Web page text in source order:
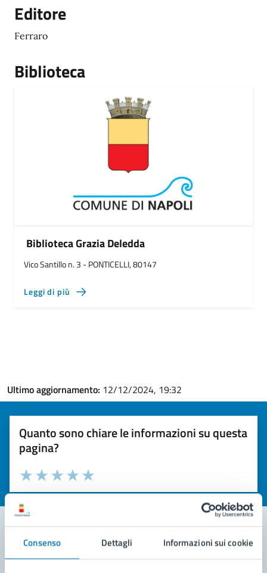
Consenso Dettagli Informazioni sui cookie
Editore
Ferraro
Biblioteca
Biblioteca Grazia Deledda
Vico Santillo n. 3 - PONTICELLI, 80147
Leggi di più
Ultimo aggiornamento: 12/12/2024, 19:32
Quanto sono chiare le informazioni su questa
pagina?
Valuta la chiarezza delle informazioni (da 1 a 5 stelle)
Seleziona il numero di stelle per valutare la chiarezza delle
Valuta 5 stelle su 5
Valuta 4 stelle su 5
Valuta 3 stelle su 5
Valuta 2 stelle su 5
Valuta 1 stelle su 5
Contatta il comune